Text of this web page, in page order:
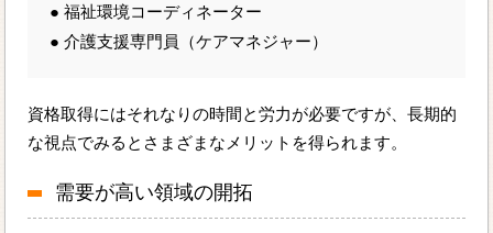
● 福祉環境コーディネーター
● 介護支援専門員（ケアマネジャー）
資格取得にはそれなりの時間と労力が必要ですが、長期的
な視点でみるとさまざまなメリットを得られます。
需要が高い領域の開拓